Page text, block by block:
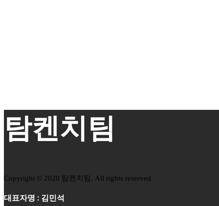
탐켄치팀
Copyright © 2020 탐켄치팀. All rights reserved
대표자명 : 김민석